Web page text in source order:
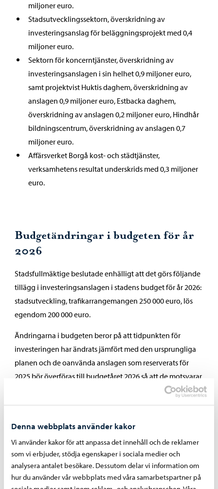
Denna webbplats använder kakor
Vi använder kakor för att anpassa det innehåll och de reklamer
som vi erbjuder, stödja egenskaper i sociala medier och
analysera antalet besökare. Dessutom delar vi information om
hur du använder vår webbplats med våra samarbetspartner på
miljoner euro.
Stadsutvecklingssektorn, överskridning av
investeringsanslag för beläggningsprojekt med 0,4
miljoner euro.
Sektorn för koncerntjänster, överskridning av
investeringsanslagen i sin helhet 0,9 miljoner euro,
samt projektvist Huktis daghem, överskridning av
anslagen 0,9 miljoner euro, Estbacka daghem,
överskridning av anslagen 0,2 miljoner euro, Hindhår
bildningscentrum, överskridning av anslagen 0,7
miljoner euro.
Affärsverket Borgå kost- och städtjänster,
verksamhetens resultat underskrids med 0,3 miljoner
euro.
Budgetändringar i budgeten för år
2026
Stadsfullmäktige beslutade enhälligt att det görs följande
tillägg i investeringsanslagen i stadens budget för år 2026:
stadsutveckling, trafikarrangemangen 250 000 euro, lös
egendom 200 000 euro.
Ändringarna i budgeten beror på att tidpunkten för
investeringen har ändrats jämfört med den ursprungliga
planen och de oanvända anslagen som reserverats för
2025 bör överföras till budgetåret 2026 så att de motsvarar
tidpunkter för genomförande. Totalt 450 000 euro av
investeringsanslagen för stadsutveckling för 2025 blev
egendom.
Övriga ärenden